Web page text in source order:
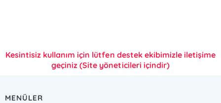
Kesintisiz kullanım için lütfen destek ekibimizle iletişime
geçiniz (Site yöneticileri içindir)
MENÜLER